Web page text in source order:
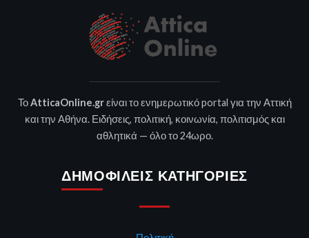
ΤοAtticaOnline.grείναι το ενημερωτικό portal για την Αττική
και την Αθήνα. Ειδήσεις, πολιτική, κοινωνία, πολιτισμός και
αθλητικά — όλο το 24ωρο.
ΔΗΜΟΦΙΛΕΊΣ ΚΑΤΗΓΟΡΊΕΣ